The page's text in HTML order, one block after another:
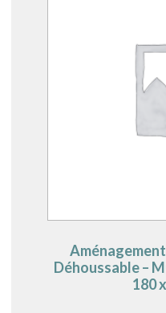
Déhoussable –
180